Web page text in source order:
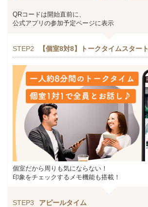
QRコードは開始直前に、
公式アプリの参加予定ページに表示
STEP2 【個室8対8】トークタイムスタート
個室だから周りも気にならない！
印象をチェックするメモ機能も搭載！
STEP3 アピールタイム